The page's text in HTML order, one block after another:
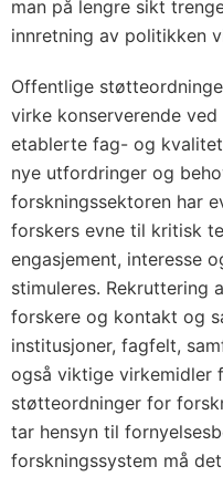
man på lengre sikt
innretning av politikken
Offentlige
virke konserverende
etablerte fag- og
nye utfordringer og
forskningssektoren har
forskers evne til kritisk
engasjement, interesse
stimuleres. Rekruttering
forskere og kontakt og
institusjoner, fagfelt,
også viktige virkemidler
støtteordninger for
tar hensyn til
forskningssystem må